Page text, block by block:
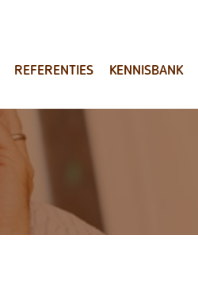
REFERENTIES KENNISBANK